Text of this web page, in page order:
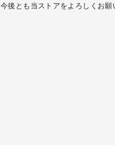
今後とも当ストアをよろしくお願